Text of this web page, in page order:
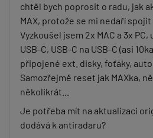
chtěl bych poprosit o radu, jak
MAX, protože se mi nedaří spojit
Vyzkoušel jsem 2x MAC a 3x PC,
USB-C, USB-C na USB-C (asi
připojené ext. disky, foťáky,
Samozřejmě reset jak MAXka,
několikrát...
Je potřeba mít na aktualizaci
dodává k antiradaru?